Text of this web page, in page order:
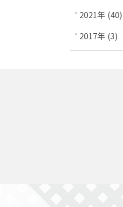
2021年 (40)
2017年 (3)